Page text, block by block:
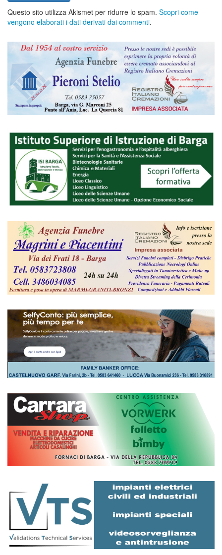
Questo sito utilizza Akismet per ridurre lo spam. Scopri come
vengono elaborati i dati derivati dai commenti.